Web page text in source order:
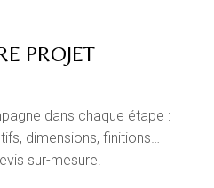
PROJET
dans chaque étape :
dimensions, finitions…
sur-mesure.